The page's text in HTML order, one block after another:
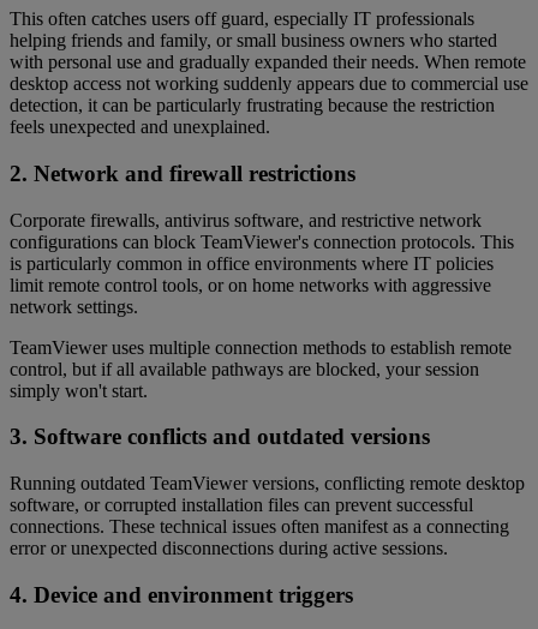
This often catches users off guard, especially IT professionals
helping friends and family, or small business owners who started
with personal use and gradually expanded their needs. When remote
desktop access not working suddenly appears due to commercial use
detection, it can be particularly frustrating because the restriction
feels unexpected and unexplained.
2. Network and firewall restrictions
Corporate firewalls, antivirus software, and restrictive network
configurations can block TeamViewer's connection protocols. This
is particularly common in office environments where IT policies
limit remote control tools, or on home networks with aggressive
network settings.
TeamViewer uses multiple connection methods to establish remote
control, but if all available pathways are blocked, your session
simply won't start.
3. Software conflicts and outdated versions
Running outdated TeamViewer versions, conflicting remote desktop
software, or corrupted installation files can prevent successful
connections. These technical issues often manifest as a connecting
error or unexpected disconnections during active sessions.
4. Device and environment triggers